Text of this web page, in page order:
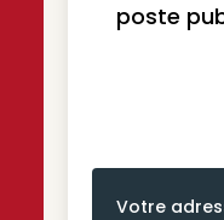
poste
Votre